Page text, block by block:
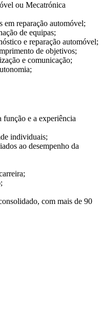
ou Mecatrónica
em reparação automóvel;
de equipas;
e reparação automóvel;
de objetivos;
e comunicação;
função e a experiência
individuais;
ao desempenho da
com mais de 90